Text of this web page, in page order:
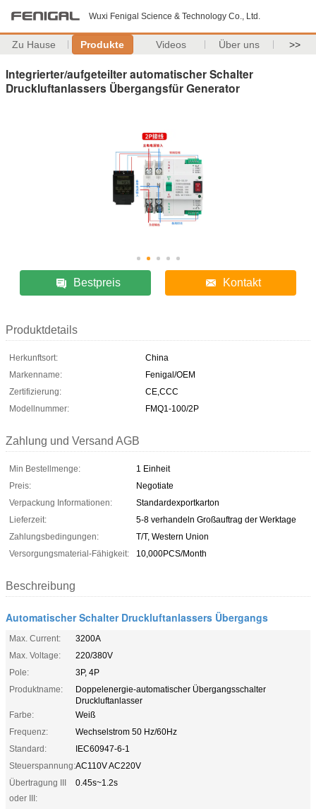
Wuxi Fenigal Science & Technology Co., Ltd.
Zu Hause Produkte Videos Über uns >>
Integrierter/aufgeteilter automatischer Schalter
Druckluftanlassers Übergangsfür Generator
Bestpreis Kontakt
Produktdetails
Herkunftsort:
China
Markenname:
Fenigal/OEM
Zertifizierung:
CE,CCC
Modellnummer:
FMQ1-100/2P
Zahlung und Versand AGB
Min Bestellmenge:
1 Einheit
Preis:
Negotiate
Verpackung Informationen:
Standardexportkarton
Lieferzeit:
5-8 verhandeln Großauftrag der Werktage
Zahlungsbedingungen:
T/T, Western Union
Versorgungsmaterial-Fähigkeit:
10,000PCS/Month
Beschreibung
Automatischer Schalter Druckluftanlassers Übergangs
Max. Current:
3200A
Max. Voltage:
220/380V
Pole:
3P, 4P
Produktname:
Doppelenergie-automatischer Übergangsschalter
Druckluftanlasser
Farbe:
Weiß
Frequenz:
Wechselstrom 50 Hz/60Hz
Standard:
IEC60947-6-1
Steuerspannung:AC110V AC220V
Übertragung III
oder III:
0.45s~1.2s